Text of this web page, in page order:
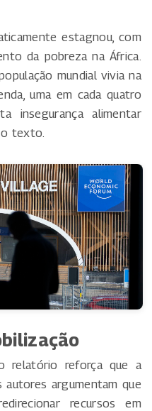
estagnou, com
da pobreza na África.
mundial vivia na
uma em cada quatro
insegurança alimentar
o texto.
relatório reforça que a
argumentam que
recursos em